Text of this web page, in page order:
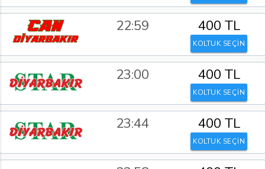
22:59 400 TL
KOLTUK SEÇİN
23:00 400 TL
KOLTUK SEÇİN
23:44 400 TL
KOLTUK SEÇİN